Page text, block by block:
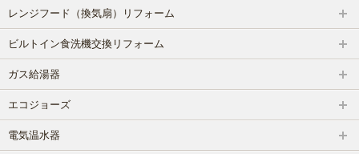
レンジフード（換気扇）リフォーム
ビルトイン食洗機交換リフォーム
ガス給湯器
エコジョーズ
電気温水器